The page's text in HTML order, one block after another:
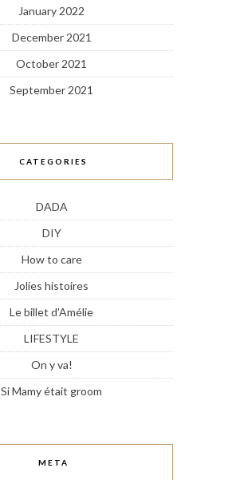
January 2022
December 2021
October 2021
September 2021
CATEGORIES
DADA
DIY
How to care
Jolies histoires
Le billet d'Amélie
LIFESTYLE
On y va!
Si Mamy était groom
META